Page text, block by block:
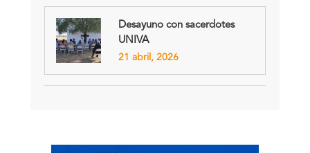
Desayuno con sacerdotes
UNIVA
21 abril, 2026